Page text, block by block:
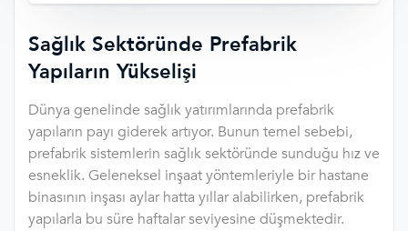
Sağlık Sektöründe Prefabrik
Yapıların Yükselişi
Dünya genelinde sağlık yatırımlarında prefabrik
yapıların payı giderek artıyor. Bunun temel sebebi,
prefabrik sistemlerin sağlık sektöründe sunduğu hız ve
esneklik. Geleneksel inşaat yöntemleriyle bir hastane
binasının inşası aylar hatta yıllar alabilirken, prefabrik
yapılarla bu süre haftalar seviyesine düşmektedir.